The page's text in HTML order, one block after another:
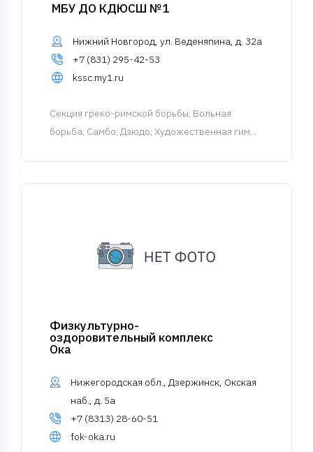
МБУ ДО КДЮСШ №1
Нижний Новгород, ул. Веденяпина, д. 32а
+7 (831) 295-42-53
kssc.my1.ru
Cекция греко-римской борьбы; Вольная
борьба; Самбо; Дзюдо; Художественная гим...
Физкультурно-
оздоровительный комплекс
Ока
Нижегородская обл., Дзержинск, Окская
наб., д. 5а
+7 (8313) 28-60-51
fok-oka.ru